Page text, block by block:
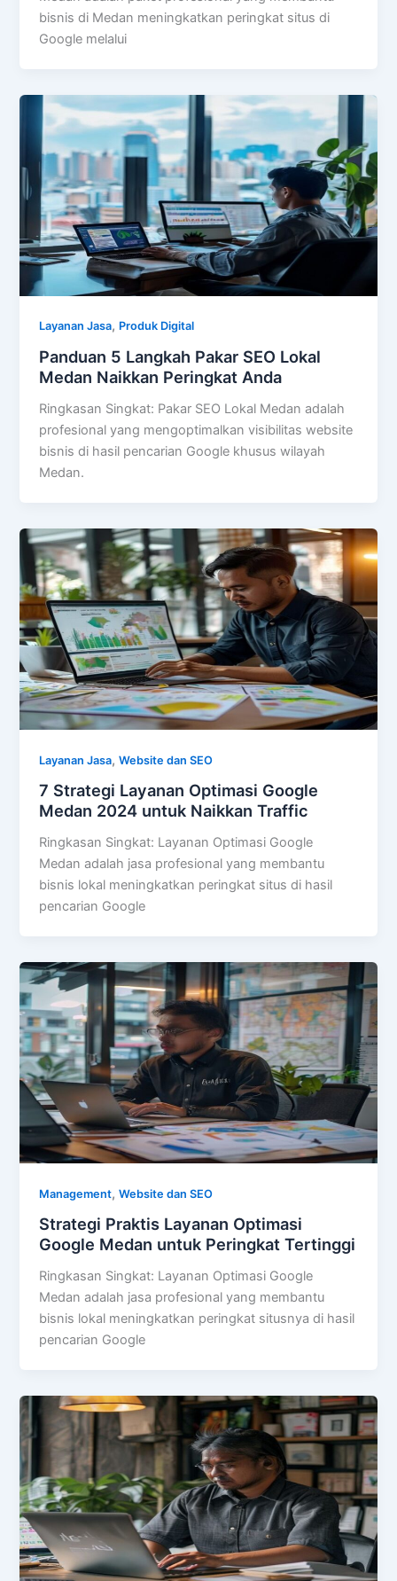
bisnis di Medan meningkatkan peringkat situs di
Google melalui
Layanan Jasa, Produk Digital
Panduan 5 Langkah Pakar SEO Lokal
Medan Naikkan Peringkat Anda
Ringkasan Singkat: Pakar SEO Lokal Medan adalah
profesional yang mengoptimalkan visibilitas website
bisnis di hasil pencarian Google khusus wilayah
Medan.
Layanan Jasa,Website dan SEO
7 Strategi Layanan Optimasi Google
Medan 2024 untuk Naikkan Traffic
Ringkasan Singkat: Layanan Optimasi Google
Medan adalah jasa profesional yang membantu
bisnis lokal meningkatkan peringkat situs di hasil
pencarian Google
Management,Website dan SEO
Strategi Praktis Layanan Optimasi
Google Medan untuk Peringkat Tertinggi
Ringkasan Singkat: Layanan Optimasi Google
Medan adalah jasa profesional yang membantu
bisnis lokal meningkatkan peringkat situsnya di hasil
pencarian Google